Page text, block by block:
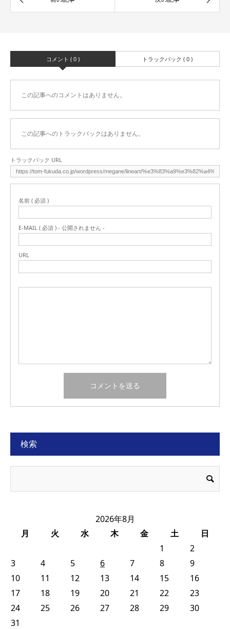
コメント ( 0 ) トラックバック ( 0 )
この記事へのコメントはありません。
この記事へのトラックバックはありません。
トラックバック URL
名前 ( 必須 )
E-MAIL ( 必須 ) - 公開されません -
URL
検索
2026年8月
月
火 水 木 金 土
日
1
2
3
4 5 6 7 8
9
10
11 12 13 14 15
16
17
18 19 20 21 22
23
24
25 26 27 28 29
30
31